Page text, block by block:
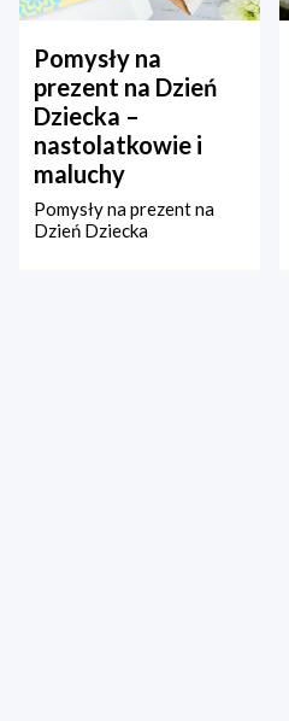
Pomysły na
prezent na Dzień
Dziecka –
nastolatkowie i
maluchy
Pomysły na prezent na
Dzień Dziecka